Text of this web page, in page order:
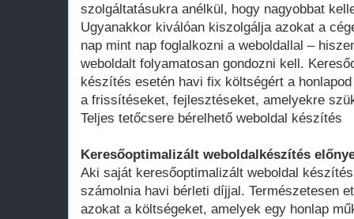
szolgáltatásukra anélkül, hogy nagyobbat
Ugyanakkor kiválóan kiszolgálja azokat a
nap mint nap foglalkozni a weboldallal –
weboldalt folyamatosan gondozni kell.
készítés esetén havi fix költségért a
a frissítéseket, fejlesztéseket, amelyekre
Teljes tetőcsere bérelhető weboldal készítés
Keresőoptimalizált weboldalkészítés
Aki saját keresőoptimalizált weboldal
számolnia havi bérleti díjjal. Természetesen
azokat a költségeket, amelyek egy honlap